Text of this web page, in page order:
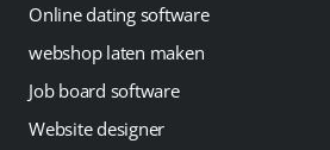
Online dating software
webshop laten maken
Job board software
Website designer